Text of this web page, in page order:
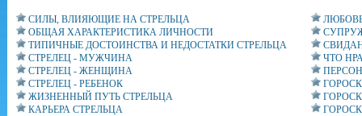
СИЛЫ, ВЛИЯЮЩИЕ НА СТРЕЛЬЦА
ОБЩАЯ ХАРАКТЕРИСТИКА ЛИЧНОСТИ
ТИПИЧНЫЕ ДОСТОИНСТВА И НЕДОСТАТКИ СТРЕЛЬЦА
СТРЕЛЕЦ - МУЖЧИНА
СТРЕЛЕЦ - ЖЕНЩИНА
СТРЕЛЕЦ - РЕБЕНОК
ЖИЗНЕННЫЙ ПУТЬ СТРЕЛЬЦА
КАРЬЕРА СТРЕЛЬЦА
ЧТО